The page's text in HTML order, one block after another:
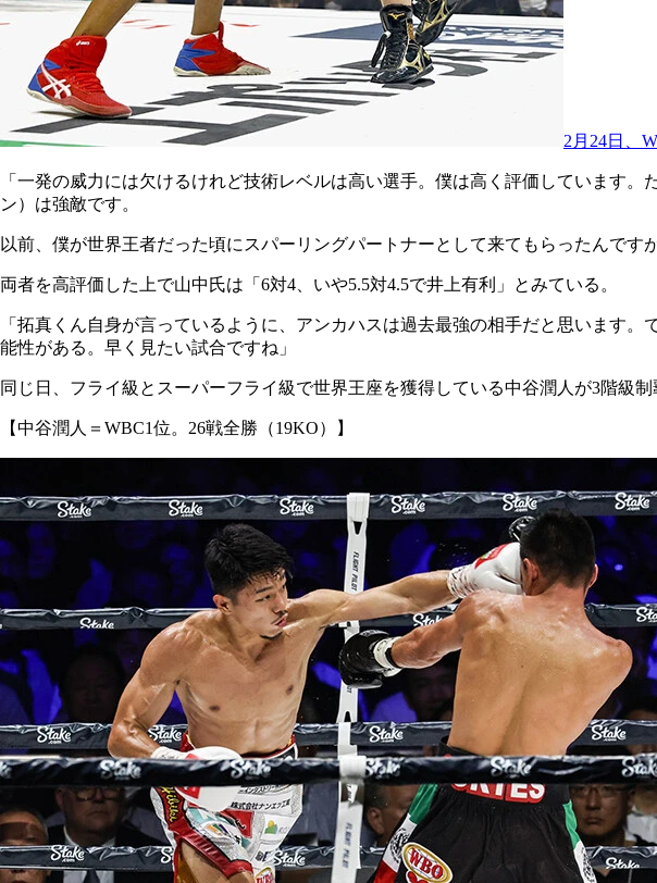
2月24日、
「一発の威力には欠けるけれど技術レベルは高い選手。僕は高く評価しています
ン）は強敵です。
以前、僕が世界王者だった頃にスパーリングパートナーとして来てもらったんで
両者を高評価した上で山中氏は「6対4、いや5.5対4.5で井上有利」とみている。
「拓真くん自身が言っているように、アンカハスは過去最強の相手だと思います
能性がある。早く見たい試合ですね」
同じ日、フライ級とスーパーフライ級で世界王座を獲得している中谷潤人が3階級
【中谷潤人＝WBC1位。26戦全勝（19KO）】